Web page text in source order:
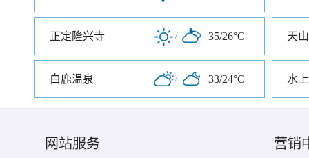
正定隆兴寺 / 35/26°C 天
白鹿温泉 / 33/24°C 水
网站服务 营销